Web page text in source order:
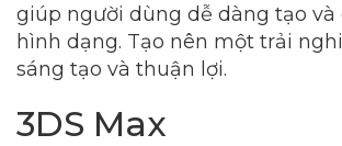
giúp người dùng dễ dàng tạo và
hình dạng. Tạo nên một trải
sáng tạo và thuận lợi.
3DS Max